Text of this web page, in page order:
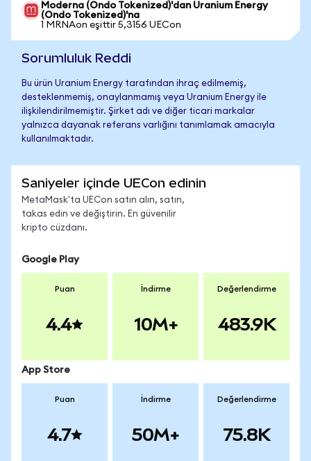
Moderna (Ondo Tokenized)'dan Uranium Energy
(Ondo Tokenized)'na
1 MRNAon eşittir 5,3156 UECon
Sorumluluk Reddi
Bu ürün Uranium Energy tarafından ihraç edilmemiş,
desteklenmemiş, onaylanmamış veya Uranium Energy ile
ilişkilendirilmemiştir. Şirket adı ve diğer ticari markalar
yalnızca dayanak referans varlığını tanımlamak amacıyla
kullanılmaktadır.
Saniyeler içinde UECon edinin
MetaMask'ta UECon satın alın, satın,
takas edin ve değiştirin. En güvenilir
kripto cüzdanı.
Google Play
Puan
4.4
İndirme
10M+
Değerlendirme
483.9K
App Store
Puan
4.7
İndirme
50M+
Değerlendirme
75.8K